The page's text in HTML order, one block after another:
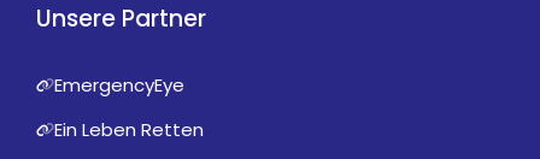
Unsere Partner
EmergencyEye
Ein Leben Retten